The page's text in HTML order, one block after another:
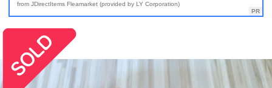
from JDirectItems Fleamarket (provided by LY Corporation)